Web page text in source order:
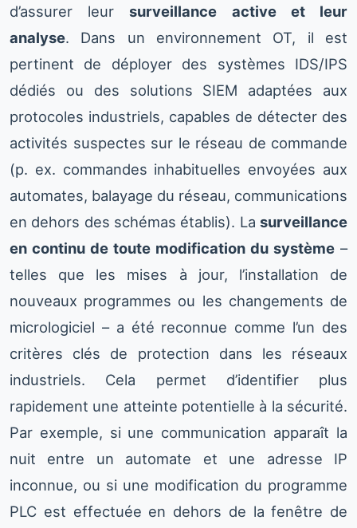
d’assurer leursurveillance active et leur
analyse. Dans un environnement OT, il est
pertinent de déployer des systèmes IDS/IPS
dédiés ou des solutions SIEM adaptées aux
protocoles industriels, capables de détecter des
activités suspectes sur le réseau de commande
(p. ex. commandes inhabituelles envoyées aux
automates, balayage du réseau, communications
en dehors des schémas établis). La surveillance
en continu de toute modification du système –
telles que les mises à jour, l’installation de
nouveaux programmes ou les changements de
micrologiciel – a été reconnue comme l’un des
critères clés de protection dans les réseaux
industriels. Cela permet d’identifier plus
rapidement une atteinte potentielle à la sécurité.
Par exemple, si une communication apparaît la
nuit entre un automate et une adresse IP
inconnue, ou si une modification du programme
PLC est effectuée en dehors de la fenêtre de